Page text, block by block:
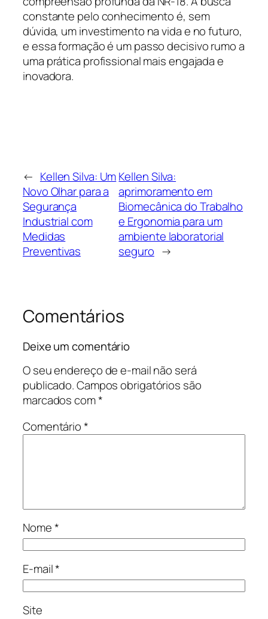
constante pelo conhecimento é, sem
dúvida, um investimento na vida e no futuro,
e essa formação é um passo decisivo rumo a
uma prática profissional mais engajada e
inovadora.
← Kellen Silva: Um
Novo Olhar para a
Segurança
Industrial com
Medidas
Preventivas
Kellen Silva:
aprimoramento em
Biomecânica do Trabalho
e Ergonomia para um
ambiente laboratorial
seguro →
Comentários
Deixe um comentário
O seu endereço de e-mail não será
publicado.Campos obrigatórios são
marcados com*
Comentário*
Nome*
E-mail*
Site